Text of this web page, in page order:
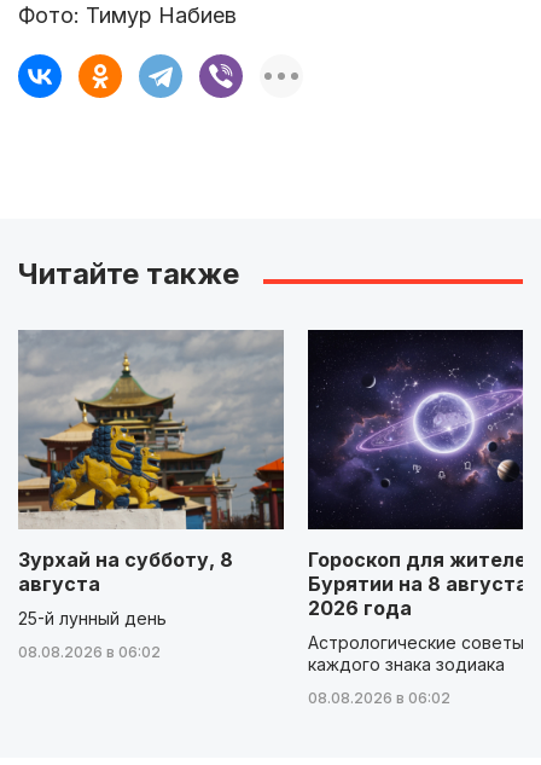
Фото: Тимур Набиев
Читайте также
Зурхай на субботу, 8
августа
25-й лунный день
08.08.2026 в 06:02
Гороскоп для жителей
Бурятии на 8 августа
2026 года
Астрологические советы
каждого знака зодиака
08.08.2026 в 06:02